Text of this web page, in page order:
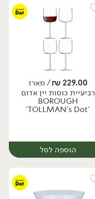
יח׳
229.00
₪/ מארז
רביעיית כוסות יין אדום
BOROUGH
'TOLLMAN's Dot'
הוספה לסל